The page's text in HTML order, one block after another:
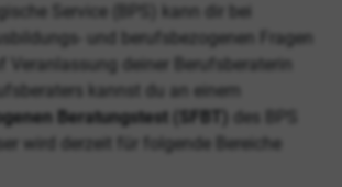
Service (BPS) kann dir bei
und berufsbezogenen Fragen
Veranlassung deiner Berufsberaterin
kannst du an einem
Beratungstest (SFBT)
des BPS
wird derzeit für folgende Bereiche